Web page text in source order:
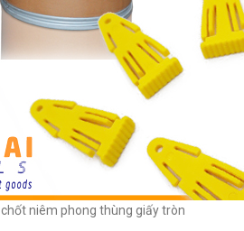
chốt niêm phong thùng giấy tròn